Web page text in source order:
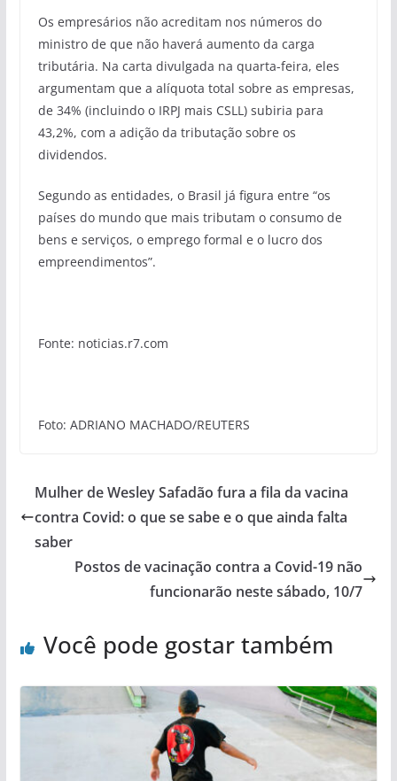
Os empresários não acreditam nos números do
ministro de que não haverá aumento da carga
tributária. Na carta divulgada na quarta-feira, eles
argumentam que a alíquota total sobre as empresas,
de 34% (incluindo o IRPJ mais CSLL) subiria para
43,2%, com a adição da tributação sobre os
dividendos.
Segundo as entidades, o Brasil já figura entre “os
países do mundo que mais tributam o consumo de
bens e serviços, o emprego formal e o lucro dos
empreendimentos”.
Fonte: noticias.r7.com
Foto: ADRIANO MACHADO/REUTERS
Mulher de Wesley Safadão fura a fila da vacina
contra Covid: o que se sabe e o que ainda falta
saber
Postos de vacinação contra a Covid-19 não
funcionarão neste sábado, 10/7
Você pode gostar também